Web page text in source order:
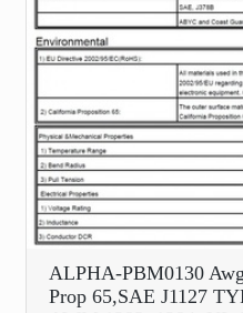
ALPHA-PBM0130
Prop 65,SAE J1127